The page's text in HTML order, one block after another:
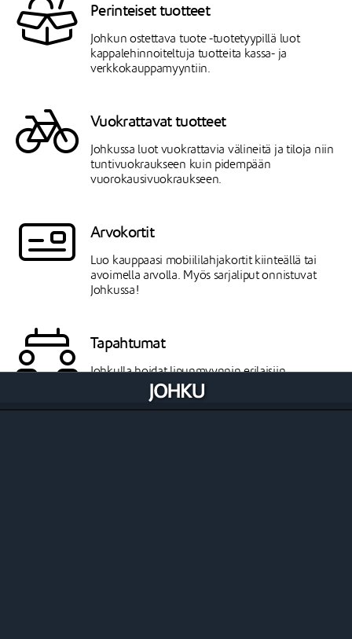
Perinteiset tuotteet
Johkun ostettava tuote -tuotetyypillä luot
kappalehinnoiteltuja tuotteita kassa- ja
verkkokauppamyyntiin.
Vuokrattavat tuotteet
Johkussa luot vuokrattavia välineitä ja tiloja niin
tuntivuokraukseen kuin pidempään
vuorokausivuokraukseen.
Arvokortit
Luo kauppaasi mobiililahjakortit kiinteällä tai
avoimella arvolla. Myös sarjaliput onnistuvat
Johkussa!
Tapahtumat
Johkulla hoidat lipunmyynnin erilaisiin
tapahtumiin, konsertteihin ja keikkoihin.